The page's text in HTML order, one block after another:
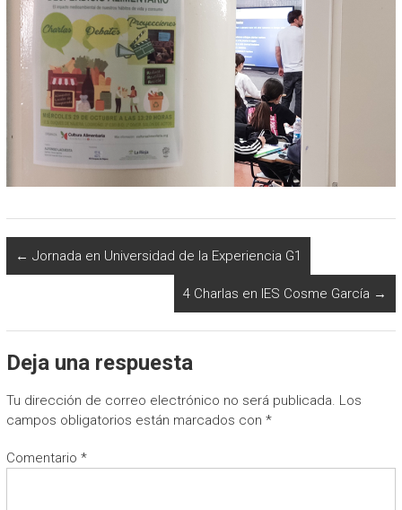
← Jornada en Universidad de la Experiencia G1
4 Charlas en IES Cosme García →
Deja una respuesta
Tu dirección de correo electrónico no será publicada. Los
campos obligatorios están marcados con *
Comentario *